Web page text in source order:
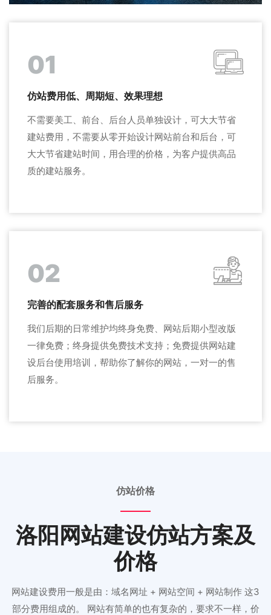
01
仿站费用低、周期短、效果理想
不需要美工、前台、后台人员单独设计，可大大节省
建站费用，不需要从零开始设计网站前台和后台，可
大大节省建站时间，用合理的价格，为客户提供高品
质的建站服务。
02
完善的配套服务和售后服务
我们后期的日常维护均终身免费、网站后期小型改版
一律免费；终身提供免费技术支持；免费提供网站建
设后台使用培训，帮助你了解你的网站，一对一的售
后服务。
仿站价格
洛阳网站建设仿站方案及
价格
网站建设费用一般是由：域名网址 + 网站空间 + 网站制作 这3
部分费用组成的。 网站有简单的也有复杂的，要求不一样，价